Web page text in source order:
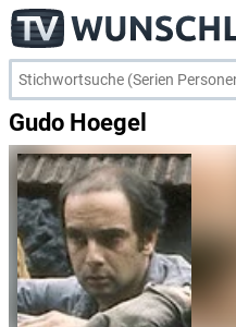
Gudo Hoegel